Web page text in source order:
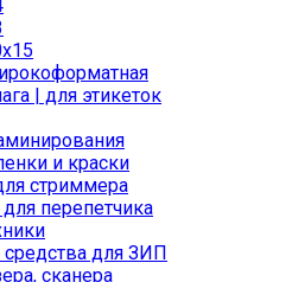
| для этикеток
и краски
стриммера
перепетчика
для ЗИП
сканера